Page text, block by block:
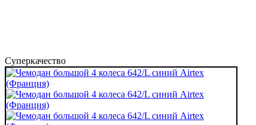
Суперкачество